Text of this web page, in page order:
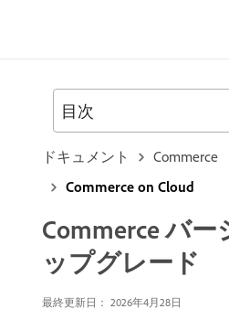
ドキュメント
Commerce
Commerce on Cloud
Commerce バ
ップグレード
最終更新日： 2026年4月28日
目次